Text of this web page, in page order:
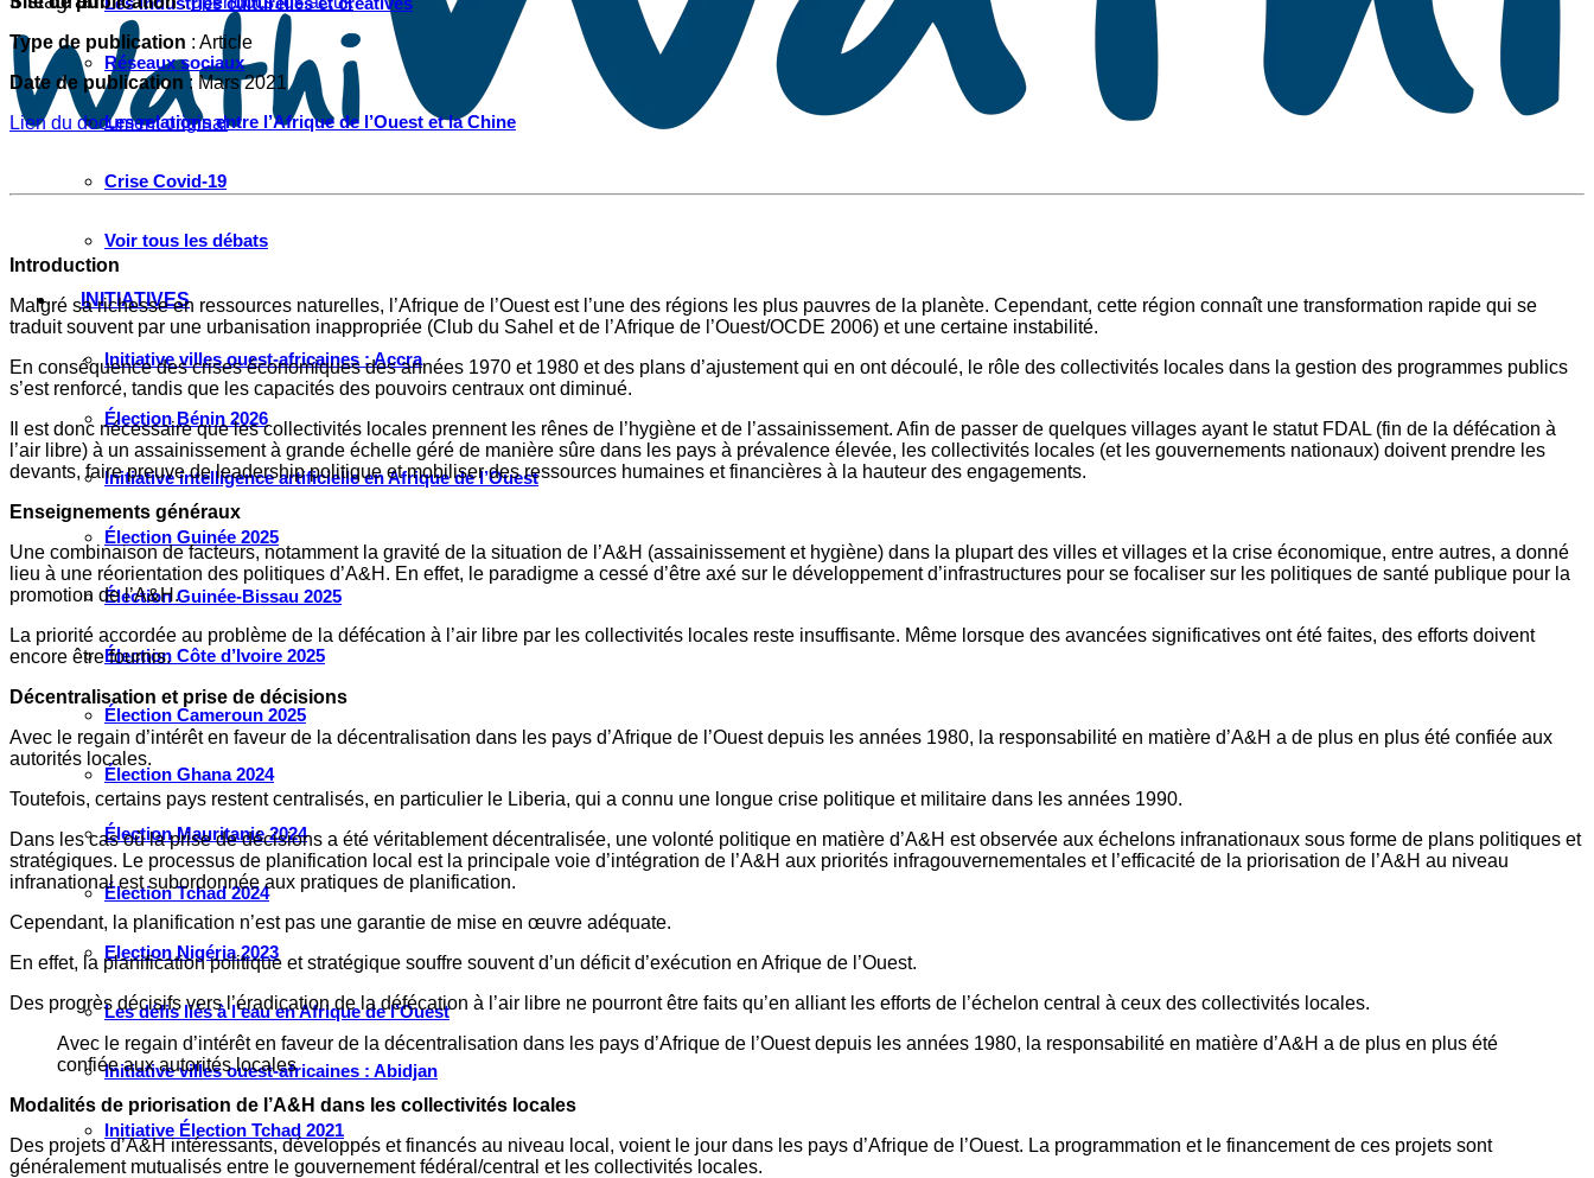
Réseaux sociaux
Les relations entre l’Afrique de l’Ouest et la Chine
Crise Covid-19
Voir tous les débats
INITIATIVES
Initiative villes ouest-africaines : Accra
Élection Bénin 2026
Initiative intelligence artificielle en Afrique de l’Ouest
Élection Guinée 2025
Élection Guinée-Bissau 2025
Élection Côte d’Ivoire 2025
Élection Cameroun 2025
Élection Ghana 2024
Élection Mauritanie 2024
Élection Tchad 2024
Election Nigéria 2023
Les défis liés à l’eau en Afrique de l’Ouest
Initiative villes ouest-africaines : Abidjan
Initiative Élection Tchad 2021
Type de publication : Article
Date de publication : Mars 2021
Lien du document original
Introduction
Malgré sa richesse en ressources naturelles, l’Afrique de l’Ouest est l’une des régions les plus pauvres de la planète. Cependant, cette région connaît une transformation rapide qui se
traduit souvent par une urbanisation inappropriée (Club du Sahel et de l’Afrique de l’Ouest/OCDE 2006) et une certaine instabilité.
En conséquence des crises économiques des années 1970 et 1980 et des plans d’ajustement qui en ont découlé, le rôle des collectivités locales dans la gestion des programmes publics
s’est renforcé, tandis que les capacités des pouvoirs centraux ont diminué.
Il est donc nécessaire que les collectivités locales prennent les rênes de l’hygiène et de l’assainissement. Afin de passer de quelques villages ayant le statut FDAL (fin de la défécation à
l’air libre) à un assainissement à grande échelle géré de manière sûre dans les pays à prévalence élevée, les collectivités locales (et les gouvernements nationaux) doivent prendre les
devants, faire preuve de leadership politique et mobiliser des ressources humaines et financières à la hauteur des engagements.
Enseignements généraux
Une combinaison de facteurs, notamment la gravité de la situation de l’A&H (assainissement et hygiène) dans la plupart des villes et villages et la crise économique, entre autres, a donné
lieu à une réorientation des politiques d’A&H. En effet, le paradigme a cessé d’être axé sur le développement d’infrastructures pour se focaliser sur les politiques de santé publique pour la
promotion de l’A&H.
La priorité accordée au problème de la défécation à l’air libre par les collectivités locales reste insuffisante. Même lorsque des avancées significatives ont été faites, des efforts doivent
encore être fournis.
Décentralisation et prise de décisions
Avec le regain d’intérêt en faveur de la décentralisation dans les pays d’Afrique de l’Ouest depuis les années 1980, la responsabilité en matière d’A&H a de plus en plus été confiée aux
autorités locales.
Toutefois, certains pays restent centralisés, en particulier le Liberia, qui a connu une longue crise politique et militaire dans les années 1990.
Dans les cas où la prise de décisions a été véritablement décentralisée, une volonté politique en matière d’A&H est observée aux échelons infranationaux sous forme de plans politiques et
stratégiques. Le processus de planification local est la principale voie d’intégration de l’A&H aux priorités infragouvernementales et l’efficacité de la priorisation de l’A&H au niveau
infranational est subordonnée aux pratiques de planification.
Cependant, la planification n’est pas une garantie de mise en œuvre adéquate.
En effet, la planification politique et stratégique souffre souvent d’un déficit d’exécution en Afrique de l’Ouest.
Des progrès décisifs vers l’éradication de la défécation à l’air libre ne pourront être faits qu’en alliant les efforts de l’échelon central à ceux des collectivités locales.
Avec le regain d’intérêt en faveur de la décentralisation dans les pays d’Afrique de l’Ouest depuis les années 1980, la responsabilité en matière d’A&H a de plus en plus été
confiée aux autorités locales
Modalités de priorisation de l’A&H dans les collectivités locales
Des projets d’A&H intéressants, développés et financés au niveau local, voient le jour dans les pays d’Afrique de l’Ouest. La programmation et le financement de ces projets sont
généralement mutualisés entre le gouvernement fédéral/central et les collectivités locales.